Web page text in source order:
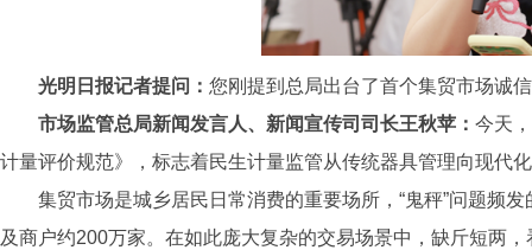
光明日报记者提问： 您刚提到总局出台了首个集贸市场诚
市场监管总局新闻发言人、新闻宣传司司长王秋苹： 今天
计量评价规范》，标志着民生计量监管从传统器具管理向现代
集贸市场是城乡居民日常消费的重要场所，“鬼秤”问题频
及商户约200万家。在如此庞大复杂的交易场景中，缺斤短两